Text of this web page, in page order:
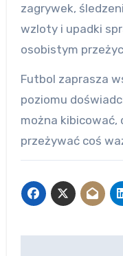
zagrywek,
wzloty i upadki
osobistym
Futbol zaprasza
poziomu
można kibicować,
przeżywać coś